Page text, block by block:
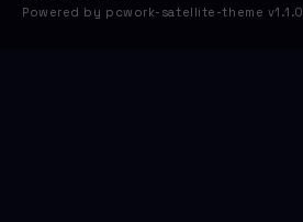
Powered by pcwork-satellite-theme v1.1.0